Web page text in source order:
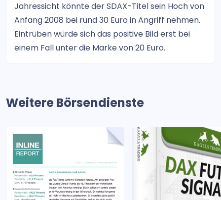
Jahressicht könnte der SDAX-Titel sein Hoch von
Anfang 2008 bei rund 30 Euro in Angriff nehmen.
Eintrüben würde sich das positive Bild erst bei
einem Fall unter die Marke von 20 Euro.
Weitere Börsendienste